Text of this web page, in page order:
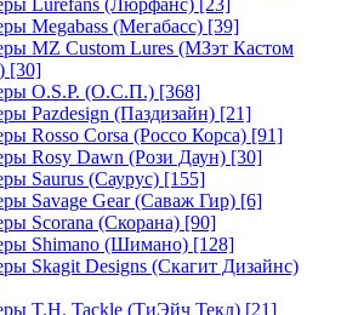
Lurefans (Люрфанс) [23]
Megabass (Мегабасс) [39]
MZ Custom Lures (МЗэт Кастом
[30]
O.S.P. (О.С.П.) [368]
Pazdesign (Паздизайн) [21]
Rosso Corsa (Россо Корса) [91]
Rosy Dawn (Рози Даун) [30]
Saurus (Саурус) [155]
Savage Gear (Саваж Гир) [6]
Scorana (Скорана) [90]
Shimano (Шимано) [128]
Skagit Designs (Скагит Дизайнс)
T.H. Tackle (ТиЭйч Текл) [21]